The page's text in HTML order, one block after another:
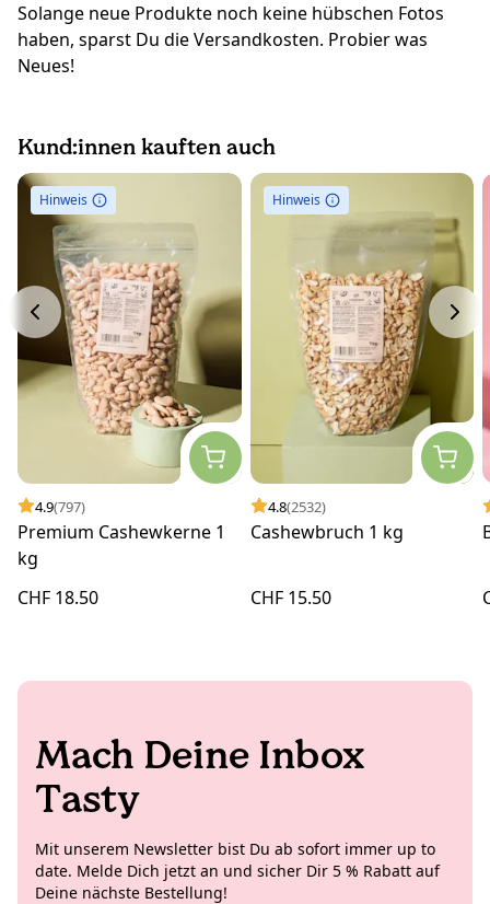
Solange neue Produkte noch keine hübschen Fotos
haben, sparst Du die Versandkosten. Probier was
Neues!
Kund:innen kauften auch
Hinweis
4.9(797)
Premium Cashewkerne 1
kg
CHF 18.50
Hinweis
4.8(2532)
Cashewbruch 1 kg
CHF 15.50
Mach Deine Inbox
Tasty
Mit unserem Newsletter bist Du ab sofort immer up to
date. Melde Dich jetzt an und sicher Dir 5 % Rabatt auf
Deine nächste Bestellung!